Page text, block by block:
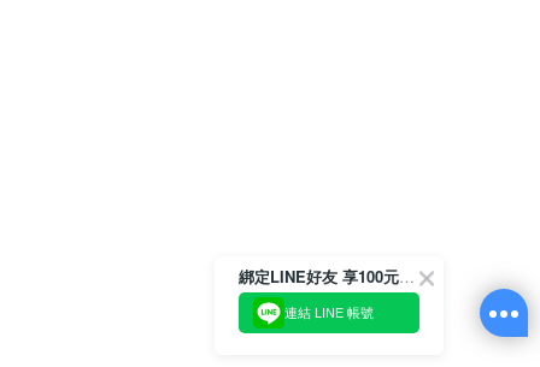
綁定LINE好友 享100元折價券
連結 LINE 帳號